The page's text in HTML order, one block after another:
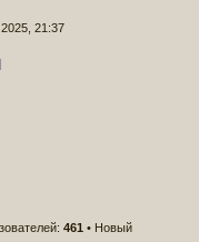
21:37
461 • Новый